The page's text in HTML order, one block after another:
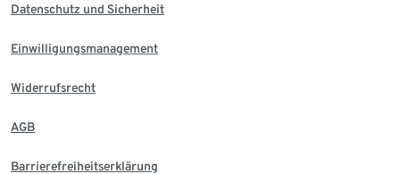
Datenschutz und Sicherheit
Einwilligungsmanagement
Widerrufsrecht
AGB
Barrierefreiheitserklärung